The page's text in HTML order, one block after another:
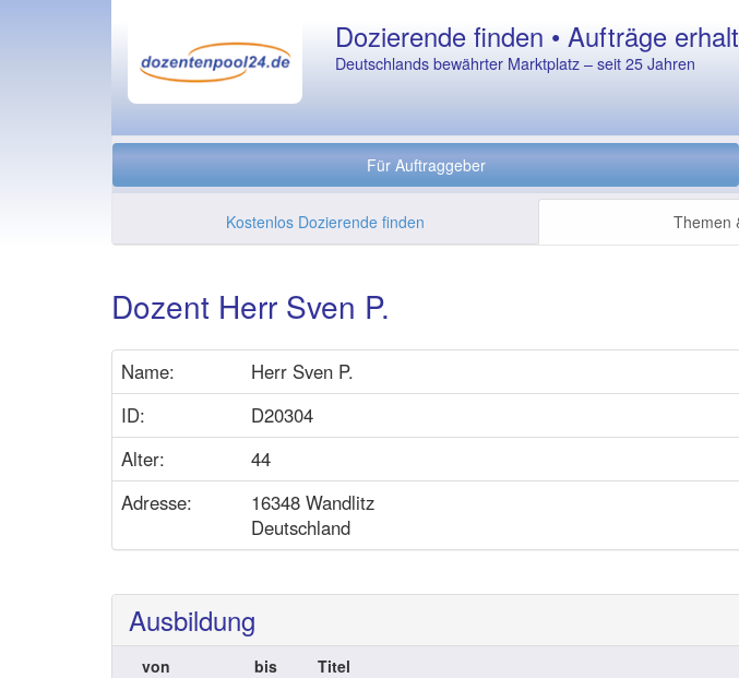
Dozierende finden • Aufträge
Deutschlands bewährter Marktplatz – seit 25 Jahren
Für Auftraggeber
Kostenlos Dozierende finden Themen
Dozent Herr Sven P.
Name:
Herr Sven P.
ID:
D20304
Alter:
44
Adresse:
16348 Wandlitz
Deutschland
Ausbildung
von bis Titel